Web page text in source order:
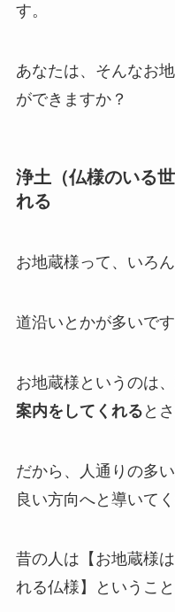
す。
あなたは、そんなお
ができますか？
浄土（仏様のいる
れる
お地蔵様って、いろ
道沿いとかが多いで
お地蔵様というのは、
案内をしてくれる と
だから、人通りの多
良い方向へと導いて
昔の人は【お地蔵様
れる仏様】というこ